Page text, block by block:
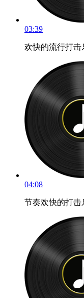
03:39
欢快的流行打击
04:08
节奏欢快的打击